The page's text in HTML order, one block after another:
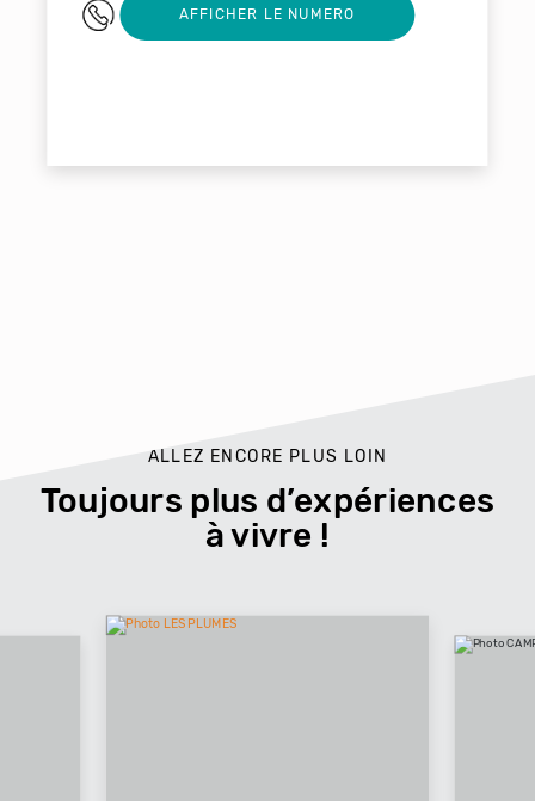
06 98 35 13 13
AFFICHER LE NUMERO
ALLEZ ENCORE PLUS LOIN
Toujours plus d’expériences
à vivre !